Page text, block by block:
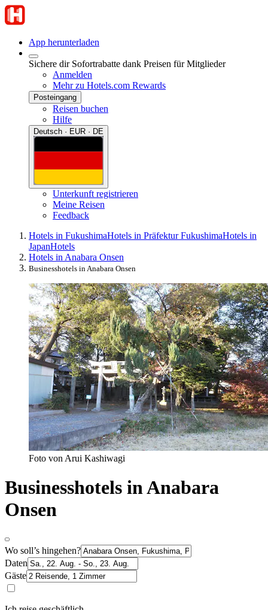
App herunterladen
Sichere dir Sofortrabatte dank Preisen für Mitglieder
Anmelden
Mehr zu Hotels.com Rewards
Posteingang
Reisen buchen
Hilfe
Deutsch · EUR · DE
Unterkunft registrieren
Meine Reisen
Feedback
Hotels in FukushimaHotels in Präfektur FukushimaHotels in
JapanHotels
Hotels in Anabara Onsen
Businesshotels in Anabara Onsen
Foto von Arui Kashiwagi
Businesshotels in Anabara
Onsen
Wo soll’s hingehen?
Daten
Gäste